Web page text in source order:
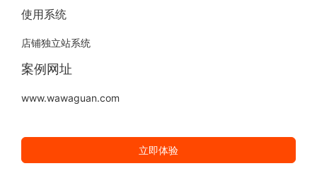
使用系统
店铺独立站系统
案例网址
www.wawaguan.com
立即体验